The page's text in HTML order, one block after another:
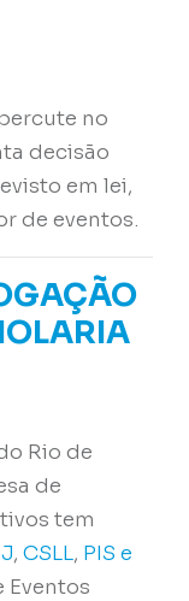
no
decisão
em lei,
de eventos.
Rio de
de
tem
,CSLL, PIS e
Eventos